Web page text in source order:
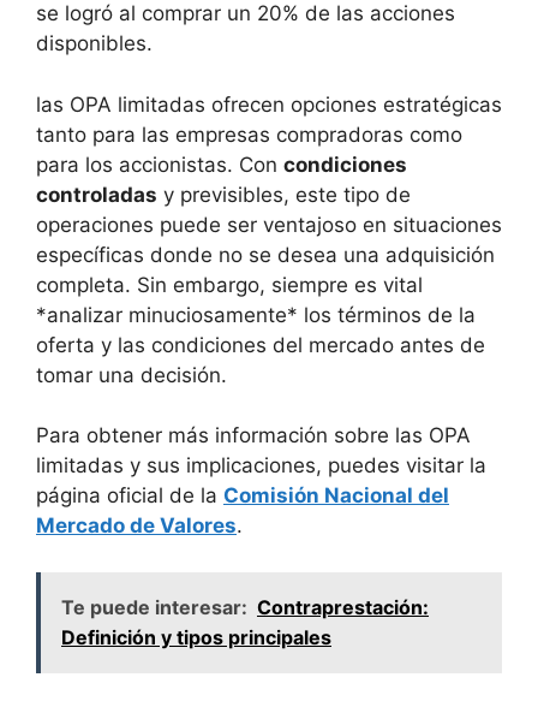
se logró al comprar un 20% de las acciones
disponibles.
las OPA limitadas ofrecen opciones estratégicas
tanto para las empresas compradoras como
para los accionistas. Con condiciones
controladas y previsibles, este tipo de
operaciones puede ser ventajoso en situaciones
específicas donde no se desea una adquisición
completa. Sin embargo, siempre es vital
*analizar minuciosamente* los términos de la
oferta y las condiciones del mercado antes de
tomar una decisión.
Para obtener más información sobre las OPA
limitadas y sus implicaciones, puedes visitar la
página oficial de la Comisión Nacional del
Mercado de Valores.
Te puede interesar: Contraprestación:
Definición y tipos principales